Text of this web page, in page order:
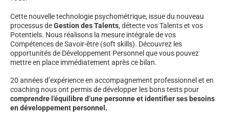
Cette nouvelle technologie psychométrique, issue du nouveau
processus deGestion des Talents, détecte vos Talents et vos
Potentiels. Nous réalisons la mesure intégrale de vos
Compétences de Savoir-être (soft skills). Découvrez les
opportunités de Développement Personnel que vous pouvez
mettre en place immédiatement après ce bilan.
20 années d’expérience en accompagnement professionnel et en
coaching nous ont permis de développer les bons tests pour
comprendre l’équilibre d’une personne et identifier ses besoins
en développement personnel.